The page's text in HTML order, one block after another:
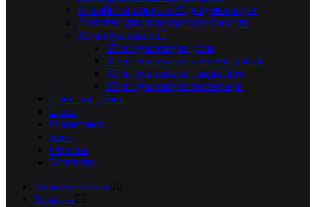
Разработка проектной документации
Архитектурная концепция проекта
3D визуализация
3D визуализация дома
3D визуализация архитектурная
3D визуализация ландшафта
3D визуализация экстерьера
Проекты домов
Цены
О компании
Блог
Отзывы
Контакты
Архитектурное бюро
Портфолио